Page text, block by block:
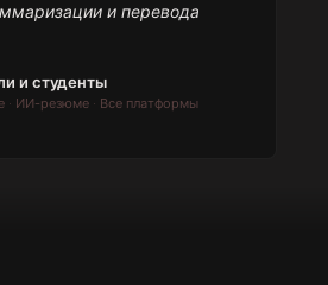
и перевода
и студенты
· ИИ-резюме · Все платформы